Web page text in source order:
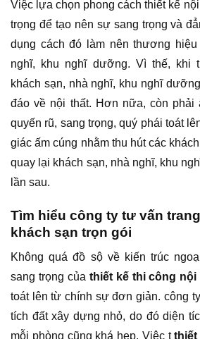
Việc lựa chọn phong cách thiết kế
trọng để tạo nên sự sang trọng và
dụng cách đó làm nên thương
nghĩ, khu nghĩ dưỡng. Vì thế, khi
khách sạn, nhà nghĩ, khu nghĩ
đáo về nội thất. Hơn nữa, còn phải
quyến rũ, sang trọng, quý phái toát
giác ấm cúng nhằm thu hút các
quay lại khách sạn, nhà nghĩ, khu
lần sau.
Tìm hiểu công ty tư vấn
khách sạn trọn gói
Không quá đồ sộ về kiến trúc
sang trọng của thiết kế thi công nội
toát lên từ chính sự đơn giản. công
tích đất xây dựng nhỏ, do đó diện
mỗi phòng cũng khá hẹp. Việc tthiết